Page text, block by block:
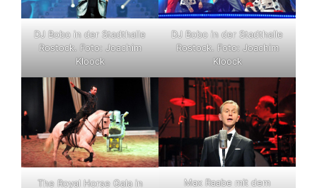
DJ Bobo in der Stadthalle
Rostock. Foto: Joachim
Kloock
DJ Bobo in der Stadthalle
Rostock. Foto: Joachim
Kloock
The Royal Horse Gala in Max Raabe mit dem